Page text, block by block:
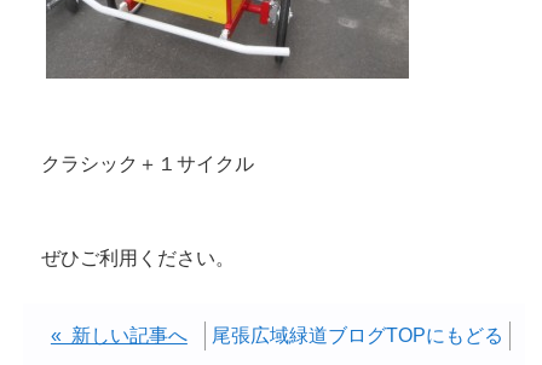
クラシック＋１サイクル
ぜひご利用ください。
« 新しい記事へ
尾張広域緑道ブログTOPにもどる